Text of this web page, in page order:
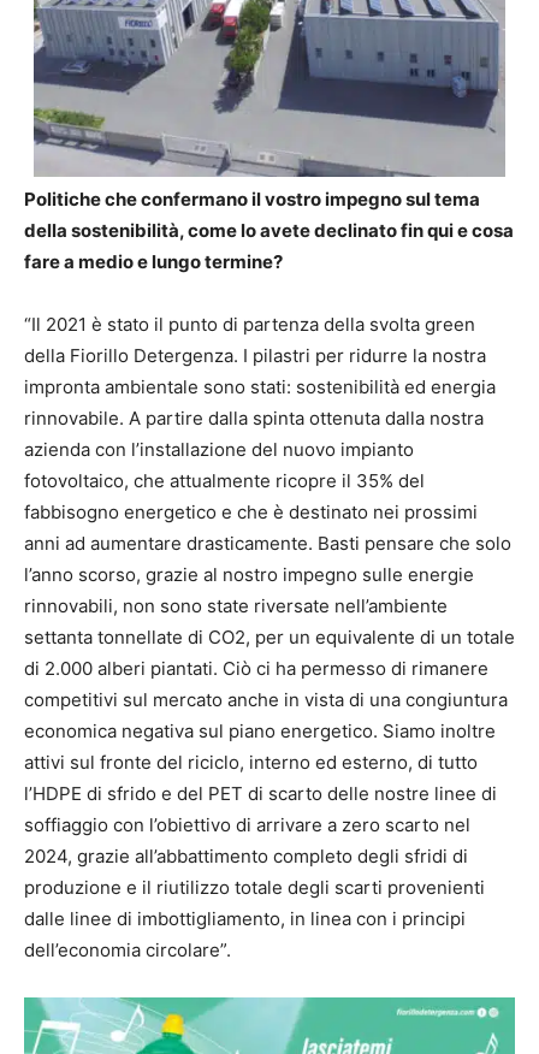
Politiche che confermano il vostro impegno sul tema
della sostenibilità, come lo avete declinato fin qui e cosa
fare a medio e lungo termine?
“Il 2021 è stato il punto di partenza della svolta green
della Fiorillo Detergenza. I pilastri per ridurre la nostra
impronta ambientale sono stati: sostenibilità ed energia
rinnovabile. A partire dalla spinta ottenuta dalla nostra
azienda con l’installazione del nuovo impianto
fotovoltaico, che attualmente ricopre il 35% del
fabbisogno energetico e che è destinato nei prossimi
anni ad aumentare drasticamente. Basti pensare che solo
l’anno scorso, grazie al nostro impegno sulle energie
rinnovabili, non sono state riversate nell’ambiente
settanta tonnellate di CO2, per un equivalente di un totale
di 2.000 alberi piantati. Ciò ci ha permesso di rimanere
competitivi sul mercato anche in vista di una congiuntura
economica negativa sul piano energetico. Siamo inoltre
attivi sul fronte del riciclo, interno ed esterno, di tutto
l’HDPE di sfrido e del PET di scarto delle nostre linee di
soffiaggio con l’obiettivo di arrivare a zero scarto nel
2024, grazie all’abbattimento completo degli sfridi di
produzione e il riutilizzo totale degli scarti provenienti
dalle linee di imbottigliamento, in linea con i principi
dell’economia circolare”.